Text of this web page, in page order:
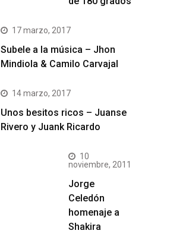
17 marzo, 2017
Subele a la música – Jhon
Mindiola & Camilo Carvajal
14 marzo, 2017
Unos besitos ricos – Juanse
Rivero y Juank Ricardo
10
noviembre, 2011
Jorge
Celedón
homenaje a
Shakira